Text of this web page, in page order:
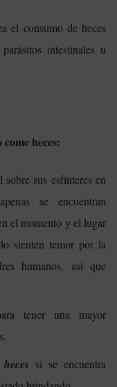
el consumo de heces
intestinales u
heces:
sus esfínteres en
se encuentran
el momento y el lugar
sienten temor por la
humanos, así que
tener una mayor
si se encuentra